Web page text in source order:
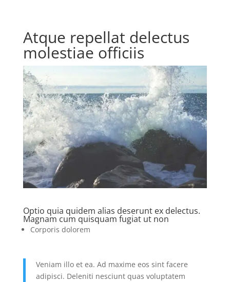
Atque repellat delectus
molestiae officiis
Optio quia quidem alias deserunt ex delectus.
Magnam cum quisquam fugiat ut non
Corporis dolorem
Veniam illo et ea. Ad maxime eos sint facere
adipisci. Deleniti nesciunt quas voluptatem